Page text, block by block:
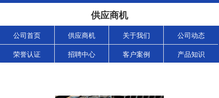
供应商机
公司首页 供应商机 关于我们 公司动态
荣誉认证 招聘中心 客户案例 产品知识